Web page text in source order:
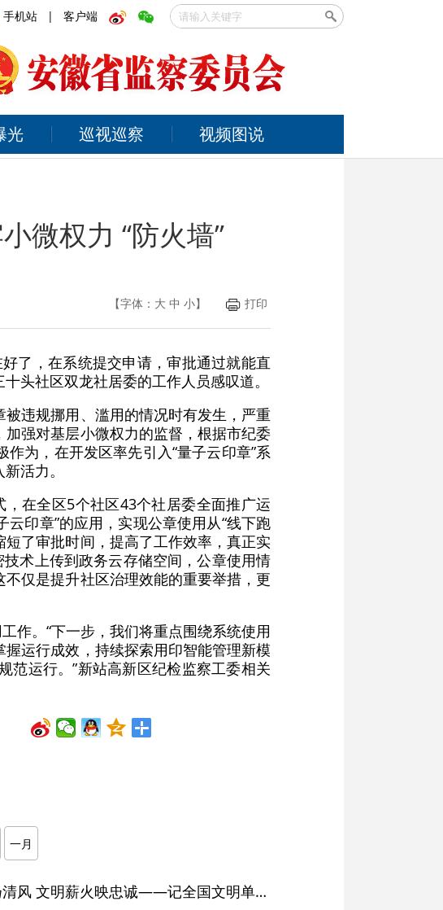
手机站 | 客户端
光 巡视巡察 视频图说
微权力 “防火墙”
【字体： 大 中 小】 打印
了，在系统提交申请，审批通过就能直
头社区双龙社居委的工作人员感叹道。
违规挪用、滥用的情况时有发生，严重
强对基层小微权力的监督，根据市纪委
为，在开发区率先引入“量子云印章”系
活力。
在全区5个社区43个社居委全面推广运
印章”的应用，实现公章使用从“线下跑
短了审批时间，提高了工作效率，真正实
术上传到政务云存储空间，公章使用情
仅是提升社区治理效能的重要举措，更
作。“下一步，我们将重点围绕系统使用
运行成效，持续探索用印智能管理新模
范运行。”新站高新区纪检监察工委相关
一月
红土濉溪扬清风 文明薪火映忠诚——记全国文明单位、安徽省濉溪县纪委监委